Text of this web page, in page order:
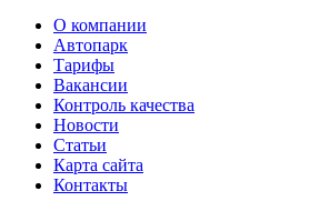
О компании
Автопарк
Тарифы
Вакансии
Контроль качества
Новости
Статьи
Карта сайта
Контакты